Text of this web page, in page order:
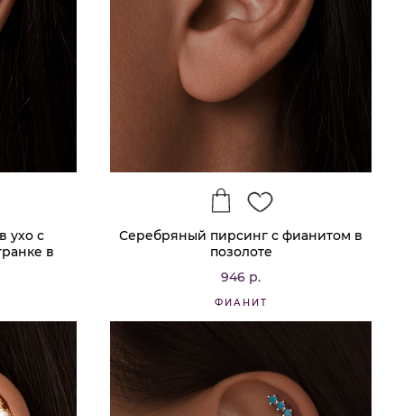
ухо с
в
Серебряный пирсинг с фианитом в
позолоте
946 р.
ФИАНИТ